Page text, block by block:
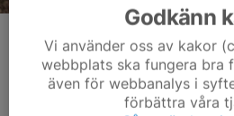
Kommentarer
Godkänn
Vi använder oss av kakor
webbplats ska fungera bra
även för webbanalys i
förbättra våra